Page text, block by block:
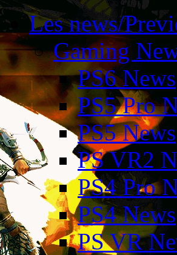
Les news/
Gaming
PS6 News
PS5 Pro
PS5 News
PS VR2
PS4 Pro
PS4 News
PS VR